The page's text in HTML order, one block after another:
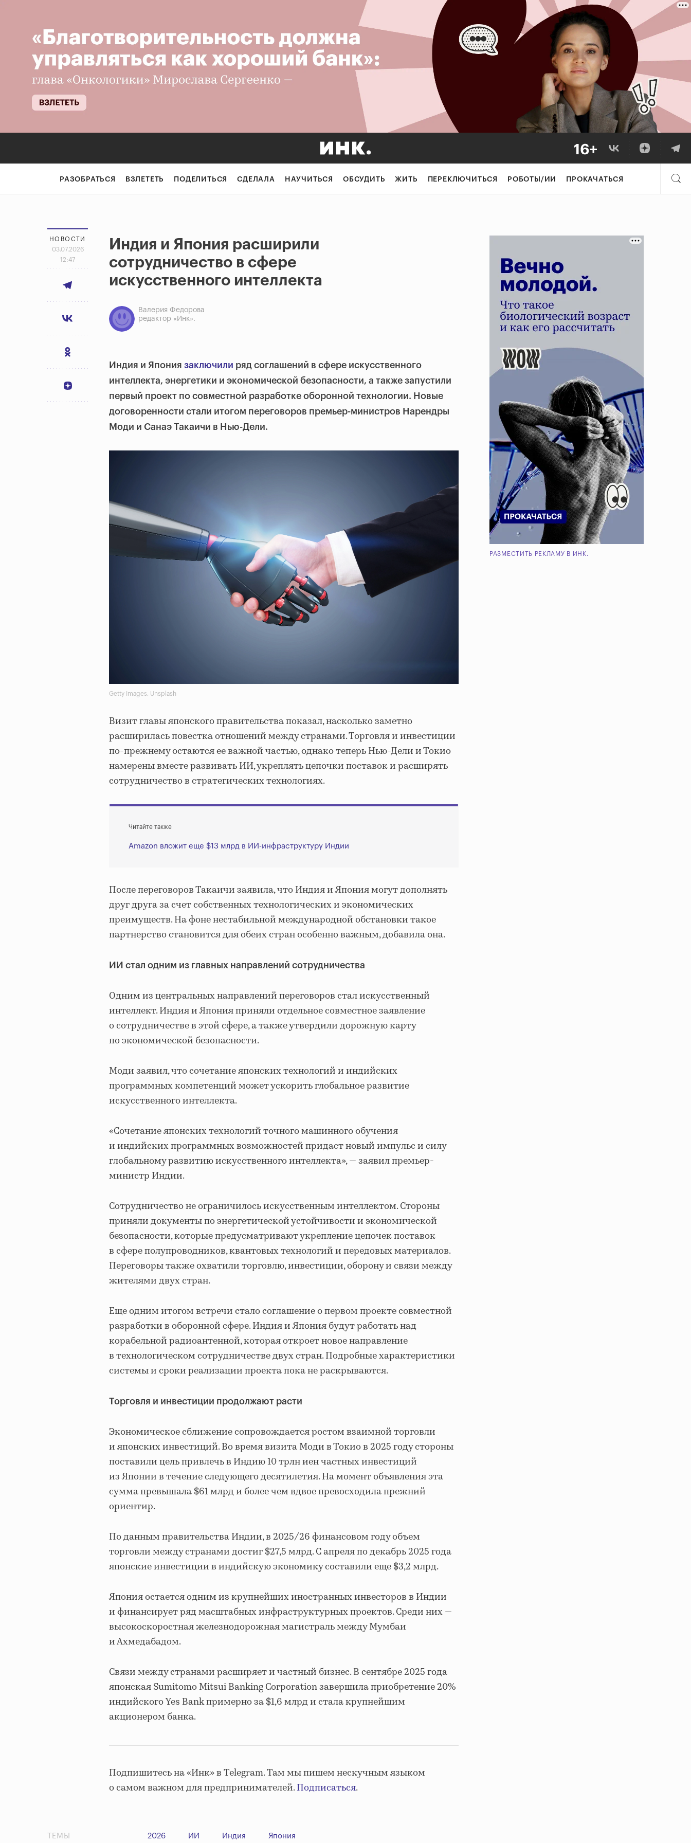
РАЗОБРАТЬСЯ ВЗЛЕТЕТЬ ПОДЕЛИТЬСЯ СДЕЛАЛА НАУЧИТЬСЯ ОБСУДИТЬ ЖИТЬ ПЕРЕКЛЮЧИТЬСЯ РОБОТЫ/ИИ ПРОКАЧАТЬСЯ
НОВОСТИ
03.07.2026
12:47
Индия и Япония расширили
сотрудничество в сфере
искусственного интеллекта
Валерия Федорова
редактор «Инк».
Индия и Япония заключили ряд соглашений в сфере искусственного
интеллекта, энергетики и экономической безопасности, а также запустили
первый проект по совместной разработке оборонной технологии. Новые
договоренности стали итогом переговоров премьер-министров Нарендры
Моди и Санаэ Такаичи в Нью-Дели.
Getty Images, Unsplash
Визит главы японского правительства показал, насколько заметно
расширилась повестка отношений между странами. Торговля и инвестиции
по-прежнему остаются ее важной частью, однако теперь Нью-Дели и Токио
намерены вместе развивать ИИ, укреплять цепочки поставок и расширять
сотрудничество в стратегических технологиях.
Читайте также
Amazon вложит еще $13 млрд в ИИ-инфраструктуру Индии
После переговоров Такаичи заявила, что Индия и Япония могут дополнять
друг друга за счет собственных технологических и экономических
преимуществ. На фоне нестабильной международной обстановки такое
партнерство становится для обеих стран особенно важным, добавила она.
ИИ стал одним из главных направлений сотрудничества
Одним из центральных направлений переговоров стал искусственный
интеллект. Индия и Япония приняли отдельное совместное заявление
о сотрудничестве в этой сфере, а также утвердили дорожную карту
по экономической безопасности.
Моди заявил, что сочетание японских технологий и индийских
программных компетенций может ускорить глобальное развитие
искусственного интеллекта.
«Сочетание японских технологий точного машинного обучения
и индийских программных возможностей придаст новый импульс и силу
глобальному развитию искусственного интеллекта», — заявил премьер-
министр Индии.
Сотрудничество не ограничилось искусственным интеллектом. Стороны
приняли документы по энергетической устойчивости и экономической
безопасности, которые предусматривают укрепление цепочек поставок
в сфере полупроводников, квантовых технологий и передовых материалов.
Переговоры также охватили торговлю, инвестиции, оборону и связи между
жителями двух стран.
Еще одним итогом встречи стало соглашение о первом проекте совместной
разработки в оборонной сфере. Индия и Япония будут работать над
корабельной радиоантенной, которая откроет новое направление
в технологическом сотрудничестве двух стран. Подробные характеристики
системы и сроки реализации проекта пока не раскрываются.
Торговля и инвестиции продолжают расти
Экономическое сближение сопровождается ростом взаимной торговли
и японских инвестиций. Во время визита Моди в Токио в 2025 году стороны
поставили цель привлечь в Индию 10 трлн иен частных инвестиций
из Японии в течение следующего десятилетия. На момент объявления эта
сумма превышала $61 млрд и более чем вдвое превосходила прежний
ориентир.
По данным правительства Индии, в 2025/26 финансовом году объем
торговли между странами достиг $27,5 млрд. С апреля по декабрь 2025 года
японские инвестиции в индийскую экономику составили еще $3,2 млрд.
Япония остается одним из крупнейших иностранных инвесторов в Индии
и финансирует ряд масштабных инфраструктурных проектов. Среди них —
высокоскоростная железнодорожная магистраль между Мумбаи
и Ахмедабадом.
Связи между странами расширяет и частный бизнес. В сентябре 2025 года
японская Sumitomo Mitsui Banking Corporation завершила приобретение 20%
индийского Yes Bank примерно за $1,6 млрд и стала крупнейшим
акционером банка.
Подпишитесь на «Инк» в Telegram. Там мы пишем нескучным языком
о самом важном для предпринимателей.Подписаться.
РАЗМЕСТИТЬ РЕКЛАМУ В ИНК.
ТЕМЫ 2026 ИИ Индия Япония